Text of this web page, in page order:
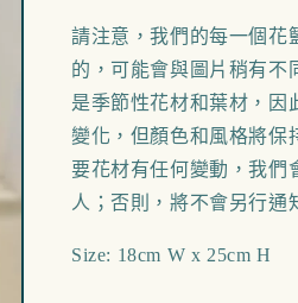
請注意，我們的每一個花
的，可能會與圖片稍有不
是季節性花材和葉材，因
變化，但顏色和風格將保
要花材有任何變動，我們
人；否則，將不會另行通
Size: 18cm W x 25cm H